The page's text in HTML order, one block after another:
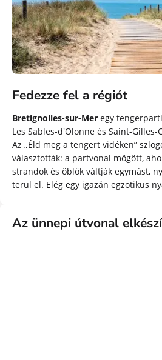
Fedezze fel a régiót
Bretignolles-sur-Mer egy
Les Sables-d'Olonne és Saint-Gilles-
Az „Éld meg a tengert vidéken”
választották: a partvonal mögött,
strandok és öblök váltják egymást,
terül el. Elég egy igazán egzotikus
Az ünnepi útvonal